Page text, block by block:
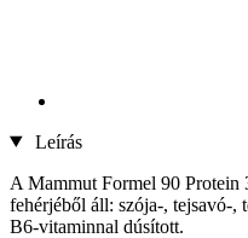
Leírás
A Mammut Formel 90 Protein
fehérjéből áll: szója-, tejsavó-,
B6-vitaminnal dúsított.